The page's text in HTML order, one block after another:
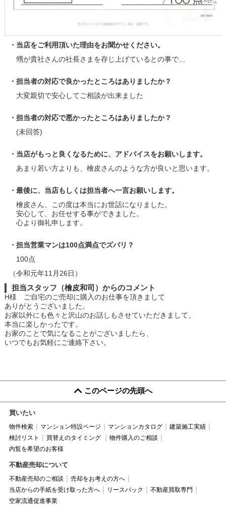
・当店をご利用頂いた理由をお聞かせください。
甥が貴社さんの社長さまを存じ上げているとの事で…
・担当者の対応で良かったところはありましたか？
大変親切で安心してご相談が出来ました
・担当者の対応で悪かったところはありましたか？
(未回答)
・当店がもっと良くなるために、アドバイスをお願いします。
あまり若い方よりも、檜皮さんのような方が良いと思います。
・最後に、当店もしくは担当者へ一言お願いします。
檜皮さん、この度は本当にお世話になりました。
安心して、お任せする事ができました。
心より御礼申します。
・担当営業マンは100点満点でズバリ？
100点
（令和元年11月26日）
担当スタッフ（檜皮和司）からのコメント
H様 ご自宅のご売却に購入のお仕事を頂きまして
ありがとうございました。
お家以外にも色々と沢山のお話しもさせていただきまして、
本当に楽しかったです。
お家のことで気になることがございましたら、
いつでもお気軽にご連絡下さい。
このページの先頭へ
買いたい
物件検索 マンション特設ページ マンションカタログ
建築施工実績
検討リスト
買替えのタイミング
物件購入のご相談
内覧を希望のお客様
不動産売却について
不動産売却のご相談
売却をお考えの方へ
当店からの手紙を受け取った方へ
リースバック
不動産買取専門
空家流通促進事業